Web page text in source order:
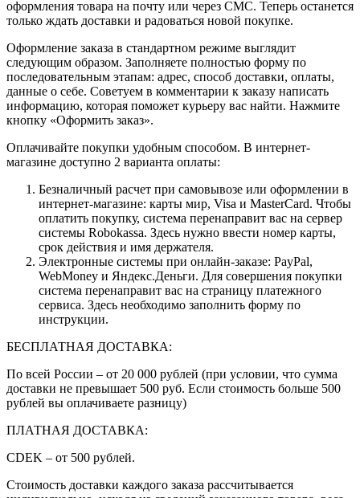
оформления товара на почту или через СМС. Теперь останется
только ждать доставки и радоваться новой покупке.
Оформление заказа в стандартном режиме выглядит
следующим образом. Заполняете полностью форму по
последовательным этапам: адрес, способ доставки, оплаты,
данные о себе. Советуем в комментарии к заказу написать
информацию, которая поможет курьеру вас найти. Нажмите
кнопку «Оформить заказ».
Оплачивайте покупки удобным способом. В интернет-
магазине доступно 2 варианта оплаты:
Безналичный расчет при самовывозе или оформлении в
интернет-магазине: карты мир, Visa и MasterCard. Чтобы
оплатить покупку, система перенаправит вас на сервер
системы Robokassa. Здесь нужно ввести номер карты,
срок действия и имя держателя.
Электронные системы при онлайн-заказе: PayPal,
WebMoney и Яндекс.Деньги. Для совершения покупки
система перенаправит вас на страницу платежного
сервиса. Здесь необходимо заполнить форму по
инструкции.
БЕСПЛАТНАЯ ДОСТАВКА:
По всей России – от 20 000 рублей (при условии, что сумма
доставки не превышает 500 руб. Если стоимость больше 500
рублей вы оплачиваете разницу)
ПЛАТНАЯ ДОСТАВКА:
CDEK – от 500 рублей.
Стоимость доставки каждого заказа рассчитывается